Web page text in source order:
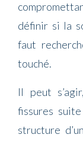
définir si la
faut
touché.
Il peut
fissures
structure